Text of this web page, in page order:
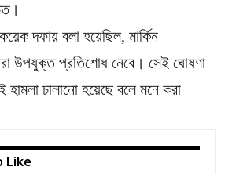
দফায় বলা হয়েছিল, মার্কিন
উপযুক্ত প্রতিশোধ নেবে। সেই ঘোষণা
চালানো হয়েছে বলে মনে করা
Like